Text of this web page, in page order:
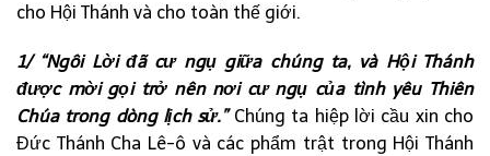
cho Hội Thánh và cho toàn thế giới.
1/ “Ngôi Lời đã cư ngụ giữa chúng ta, và Hội Thánh
được mời gọi trở nên nơi cư ngụ của tình yêu Thiên
Chúa trong dòng lịch sử.”Chúng ta hiệp lời cầu xin cho
Đức Thánh Cha Lê-ô và các phẩm trật trong Hội Thánh